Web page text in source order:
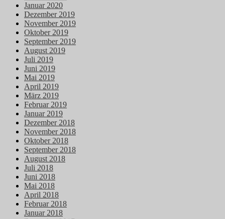
Januar 2020
Dezember 2019
November 2019
Oktober 2019
September 2019
August 2019
Juli 2019
Juni 2019
Mai 2019
April 2019
März 2019
Februar 2019
Januar 2019
Dezember 2018
November 2018
Oktober 2018
September 2018
August 2018
Juli 2018
Juni 2018
Mai 2018
April 2018
Februar 2018
Januar 2018